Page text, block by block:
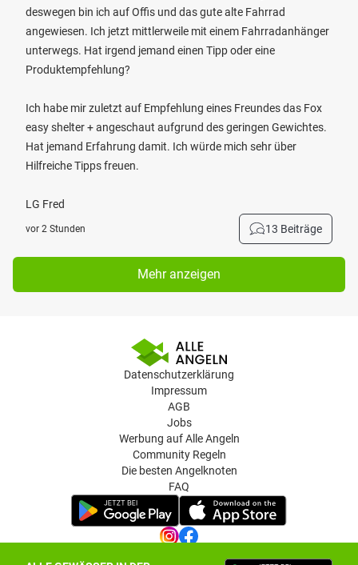
deswegen bin ich auf Offis und das gute alte Fahrrad
angewiesen. Ich jetzt mittlerweile mit einem Fahrradanhänger
unterwegs. Hat irgend jemand einen Tipp oder eine
Produktempfehlung?
Ich habe mir zuletzt auf Empfehlung eines Freundes das Fox
easy shelter + angeschaut aufgrund des geringen Gewichtes.
Hat jemand Erfahrung damit. Ich würde mich sehr über
Hilfreiche Tipps freuen.
LG Fred
vor 2 Stunden 13 Beiträge
Mehr anzeigen
Datenschutzerklärung
Impressum
AGB
Jobs
Werbung auf Alle Angeln
Community Regeln
Die besten Angelknoten
FAQ